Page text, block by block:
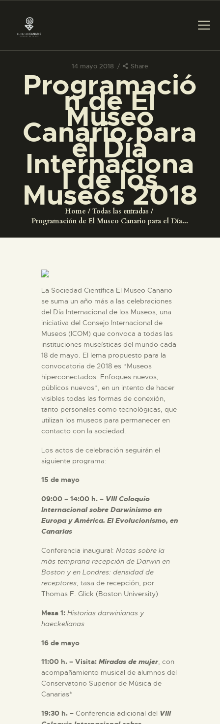
14 mayo 2018 Share
Programació
n de El
Museo
Canario para
el Día
Internaciona
l de los
Museos 2018
Home
Todas las entradas
Programación de El Museo Canario para el Día...
PREPARAR LA VISITA
ACTIVIDADES
█
EL MUSEO
COLECCIONES
DIDÁCTICA
PREPARAR LA VISITA
ACTIVIDADES
█
EL MUSEO
COLECCIONES
DIDÁCTICA
ESPAÑOL
La Sociedad Científica El Museo Canario
se suma un año más a las celebraciones
del Día Internacional de los Museos, una
iniciativa del Consejo Internacional de
Museos (ICOM) que convoca a todas las
instituciones museísticas del mundo cada
18 de mayo. El lema propuesto para la
convocatoria de 2018 es “Museos
hiperconectados: Enfoques nuevos,
públicos nuevos”, en un intento de hacer
visibles todas las formas de conexión,
tanto personales como tecnológicas, que
utilizan los museos para permanecer en
contacto con la sociedad.
Los actos de celebración seguirán el
siguiente programa:
15 de mayo
09:00 – 14:00 h. – VIII Coloquio
Internacional sobre Darwinismo en
Europa y América. El Evolucionismo, en
Canarias
Conferencia inaugural: Notas sobre la
más temprana recepción de Darwin en
Boston y en Londres: densidad de
receptores, tasa de recepción, por
Thomas F. Glick (Boston University)
Mesa 1: Historias darwinianas y
haeckelianas
16 de mayo
11:00 h. – Visita: Miradas de mujer, con
acompañamiento musical de alumnos del
Conservatorio Superior de Música de
Canarias*
19:30 h. – Conferencia adicional del VIII